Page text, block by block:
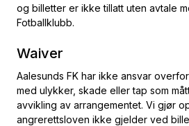
og billetter er ikke tillatt uten avtale
Fotballklubb.
Waiver
Aalesunds FK har ikke ansvar
med ulykker, skade eller tap som
avvikling av arrangementet. Vi gjør
angrerettsloven ikke gjelder ved